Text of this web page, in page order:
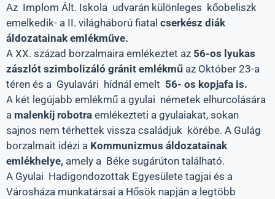
Az Implom Ált. Iskola udvarán különleges kőobeliszk
emelkedik- a II. világháború fiatal cserkész diák
áldozatainak emlékműve.
A XX. század borzalmaira emlékeztet az 56-os lyukas
zászlót szimbolizáló gránit emlékmű az Október 23-a
téren és a Gyulavári hídnál emelt 56- os kopjafa is.
A két legújabb emlékmű a gyulai németek elhurcolására
a malenkíj robotra emlékezteti a gyulaiakat, sokan
sajnos nem térhettek vissza családjuk körébe. A Gulág
borzalmait idézi a Kommunizmus áldozatainak
emlékhelye, amely a Béke sugárúton található.
A Gyulai Hadigondozottak Egyesülete tagjai és a
Városháza munkatársai a Hősök napján a legtöbb